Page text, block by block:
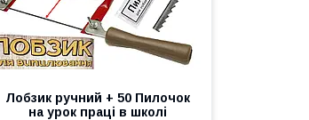
Лобзик ручний + 50 Пилочок
на урок праці в школі